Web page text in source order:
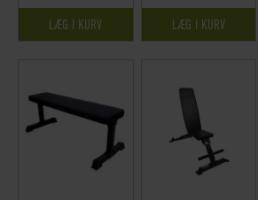
LÆG I KURV LÆG I KURV